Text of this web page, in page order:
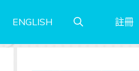
ENGLISH 註冊